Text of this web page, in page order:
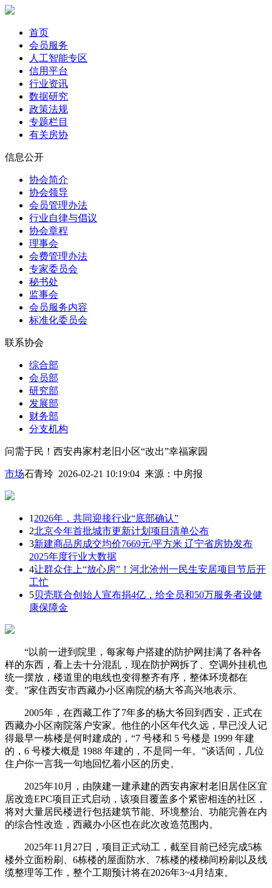
首页
会员服务
人工智能专区
信用平台
行业资讯
数据研究
政策法规
专题栏目
有关房协
信息公开
协会简介
协会领导
会员管理办法
行业自律与倡议
协会章程
理事会
会费管理办法
专家委员会
秘书处
监事会
会员服务内容
标准化委员会
联系协会
综合部
会员部
研究部
发展部
财务部
分支机构
问需于民！西安冉家村老旧小区“改出”幸福家园
市场石青玲 2026-02-21 10:19:04 来源： 中房报
1 2026年，共同迎接行业“底部确认”
2北京今年首批城市更新计划项目清单公布
3新建商品房成交均价7669元/平方米 辽宁省房协发布
2025年度行业大数据
4让群众住上“放心房”！河北沧州一民生安居项目节后开
工忙
5贝壳联合创始人宣布捐4亿，给全员和50万服务者设健
康保障金
“以前一进到院里，每家每户搭建的防护网挂满了各种各
样的东西，看上去十分混乱，现在防护网拆了、空调外挂机也
统一摆放，楼道里的电线也变得整齐有序，整体环境都在
变。”家住西安市西藏办小区南院的杨大爷高兴地表示。
2005年，在西藏工作了7年多的杨大爷回到西安，正式在
西藏办小区南院落户安家。他住的小区年代久远，早已没人记
得最早一栋楼是何时建成的，“7 号楼和 5 号楼是 1999 年建
的，6 号楼大概是 1988 年建的，不是同一年。”谈话间，几位
住户你一言我一句地回忆着小区的历史。
2025年10月，由陕建一建承建的西安冉家村老旧居住区宜
居改造EPC项目正式启动，该项目覆盖多个紧密相连的社区，
将对大量居民楼进行包括建筑节能、环境整治、功能完善在内
的综合性改造，西藏办小区也在此次改造范围内。
2025年11月27日，项目正式动工，截至目前已经完成5栋
楼外立面粉刷、6栋楼的屋面防水、7栋楼的楼梯间粉刷以及线
缆整理等工作，整个工期预计将在2026年3~4月结束。